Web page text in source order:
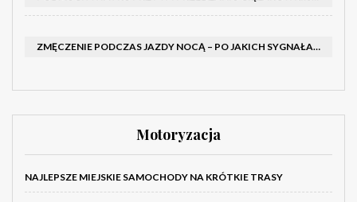
ZMĘCZENIE PODCZAS JAZDY NOCĄ – PO JAKICH SYGNAŁACH ROZPOZNAĆ SENNOŚĆ ZA KIEROWNICĄ I KIEDY ZROBIĆ PRZERWĘ
Motoryzacja
NAJLEPSZE MIEJSKIE SAMOCHODY NA KRÓTKIE TRASY